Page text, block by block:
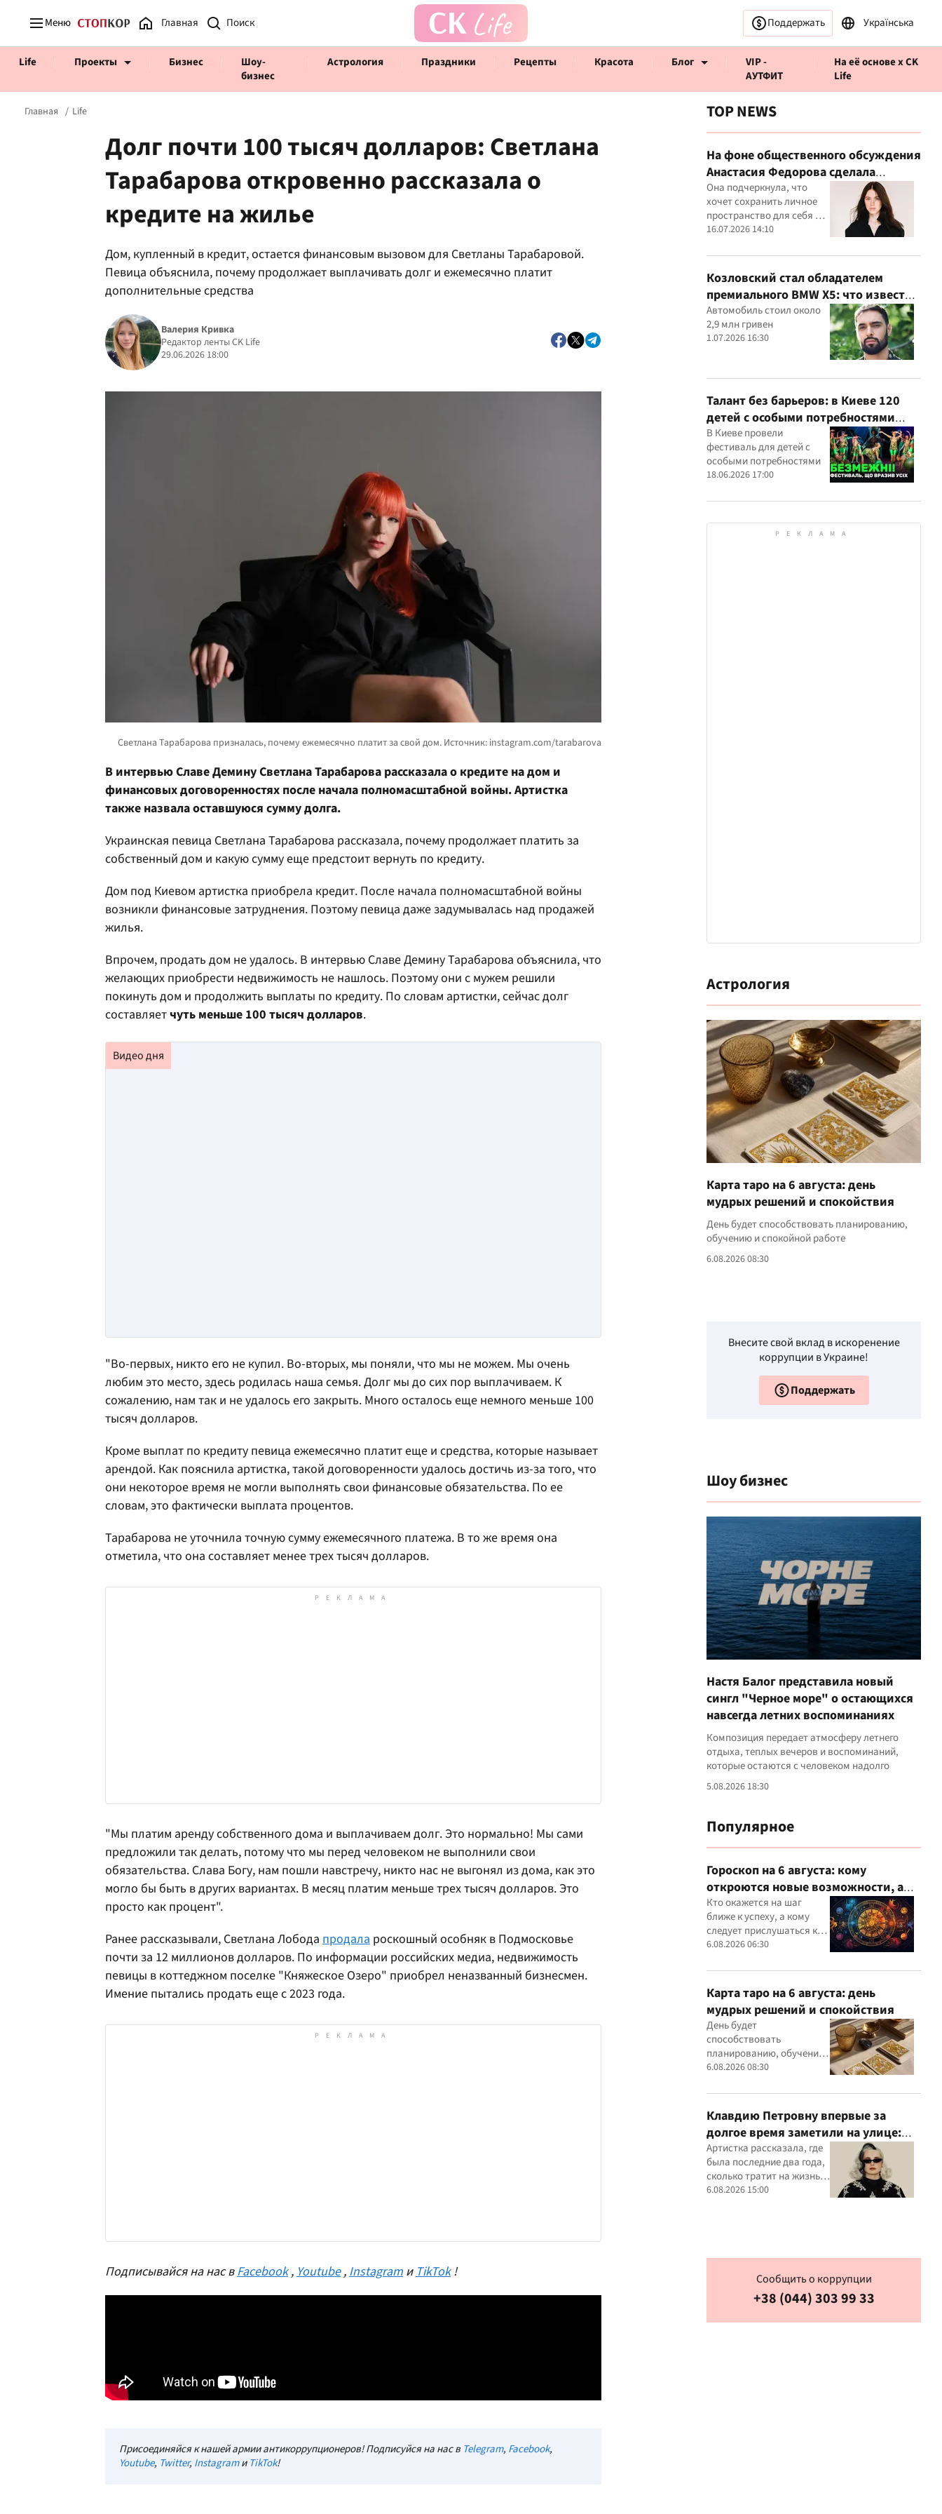
Меню Главная Поддержать Українська
Life Проекты Бизнес
Шоу-
бизнес
Астрология Праздники Рецепты Красота Блог
VIP -
АУТФИТ
На её основе x CK
Life
ВІДВЕРТІ Говорят инфлюенсеры
Главная Life
Долг почти 100 тысяч долларов: Светлана
Тарабарова откровенно рассказала о
кредите на жилье
Дом, купленный в кредит, остается финансовым вызовом для Светланы Тарабаровой.
Певица объяснила, почему продолжает выплачивать долг и ежемесячно платит
дополнительные средства
Валерия Кривка
Редактор ленты CK Life
29.06.2026 18:00
В интервью Славе Демину Светлана Тарабарова рассказала о кредите на дом и
финансовых договоренностях после начала полномасштабной войны. Артистка
также назвала оставшуюся сумму долга.
Украинская певица Светлана Тарабарова рассказала, почему продолжает платить за
собственный дом и какую сумму еще предстоит вернуть по кредиту.
Дом под Киевом артистка приобрела кредит. После начала полномасштабной войны
возникли финансовые затруднения. Поэтому певица даже задумывалась над продажей
жилья.
Впрочем, продать дом не удалось. В интервью Славе Демину Тарабарова объяснила, что
желающих приобрести недвижимость не нашлось. Поэтому они с мужем решили
покинуть дом и продолжить выплаты по кредиту. По словам артистки, сейчас долг
составляетчуть меньше 100 тысяч долларов.
"Во-первых, никто его не купил. Во-вторых, мы поняли, что мы не можем. Мы очень
любим это место, здесь родилась наша семья. Долг мы до сих пор выплачиваем. К
сожалению, нам так и не удалось его закрыть. Много осталось еще немного меньше 100
тысяч долларов.
Кроме выплат по кредиту певица ежемесячно платит еще и средства, которые называет
арендой. Как пояснила артистка, такой договоренности удалось достичь из-за того, что
они некоторое время не могли выполнять свои финансовые обязательства. По ее
словам, это фактически выплата процентов.
Тарабарова не уточнила точную сумму ежемесячного платежа. В то же время она
отметила, что она составляет менее трех тысяч долларов.
"Мы платим аренду собственного дома и выплачиваем долг. Это нормально! Мы сами
предложили так делать, потому что мы перед человеком не выполнили свои
обязательства. Слава Богу, нам пошли навстречу, никто нас не выгонял из дома, как это
могло бы быть в других вариантах. В месяц платим меньше трех тысяч долларов. Это
просто как процент".
Ранее рассказывали, Светлана Лобода продала роскошный особняк в Подмосковье
почти за 12 миллионов долларов. По информации российских медиа, недвижимость
певицы в коттеджном поселке "Княжеское Озеро" приобрел неназванный бизнесмен.
Имение пытались продать еще с 2023 года.
Подписывайся на нас в Facebook , Youtube , Instagram и TikTok !
Присоединяйся к нашей армии антикоррупционеров! Подписуйся на нас в Telegram, Facebook,
Youtube, Twitter, InstagramиTikTok!
TOP NEWS
На фоне общественного обсуждения
Анастасия Федорова сделала
публичное заявление
Она подчеркнула, что
хочет сохранить личное
пространство для себя и
своего ребенка
16.07.2026 14:10
Козловский стал обладателем
премиального BMW X5: что известно
о покупке
Автомобиль стоил около
2,9 млн гривен
1.07.2026 16:30
Талант без барьеров: в Киеве 120
детей с особыми потребностями
выступили на всеукраинском
фестивале
В Киеве провели
фестиваль для детей с
особыми потребностями
18.06.2026 17:00
Астрология
Карта таро на 6 августа: день
мудрых решений и спокойствия
День будет способствовать планированию,
обучению и спокойной работе
6.08.2026 08:30
Внесите свой вклад в искоренение
коррупции в Украине!
Поддержать
Шоу бизнес
Настя Балог представила новый
сингл "Черное море" о остающихся
навсегда летних воспоминаниях
Композиция передает атмосферу летнего
отдыха, теплых вечеров и воспоминаний,
которые остаются с человеком надолго
5.08.2026 18:30
Популярное
Гороскоп на 6 августа: кому
откроются новые возможности, а
кому следует довериться интуиции
Кто окажется на шаг
ближе к успеху, а кому
следует прислушаться к
интуиции
6.08.2026 06:30
Карта таро на 6 августа: день
мудрых решений и спокойствия
День будет
способствовать
планированию, обучению
и спокойной работе
6.08.2026 08:30
Клавдию Петровну впервые за
долгое время заметили на улице:
певица раскрыла подробности
своей жизни
Артистка рассказала, где
была последние два года,
сколько тратит на жизнь и
в какую сумму обходятся
6.08.2026 15:00
Сообщить о коррупции
+38 (044) 303 99 33